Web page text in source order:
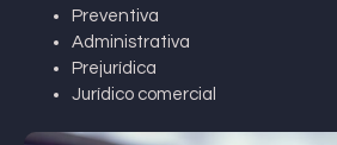
Preventiva
Administrativa
Prejurídica
Jurídico comercial